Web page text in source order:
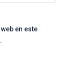
en este